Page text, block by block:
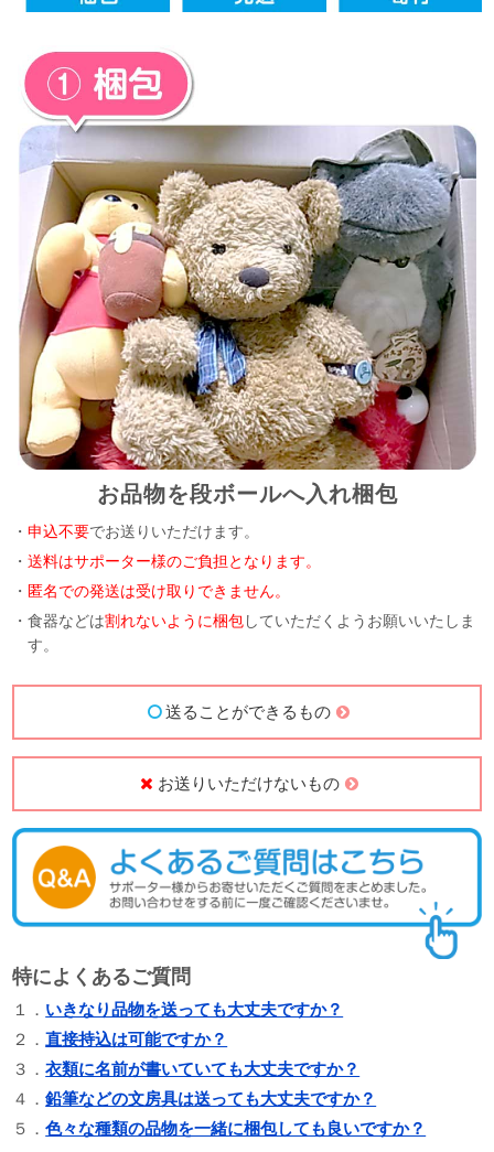
お品物を段ボールへ入れ梱包
・申込不要でお送りいただけます。
・送料はサポーター様のご負担となります。
・ 匿名での発送は受け取りできません。
・食器などは割れないように梱包していただくようお願いいたしま
す。
送ることができるもの
お送りいただけないもの
特によくあるご質問
１． いきなり品物を送っても大丈夫ですか？
２．直接持込は可能ですか？
３．衣類に名前が書いていても大丈夫ですか？
４．鉛筆などの文房具は送っても大丈夫ですか？
５．色々な種類の品物を一緒に梱包しても良いですか？